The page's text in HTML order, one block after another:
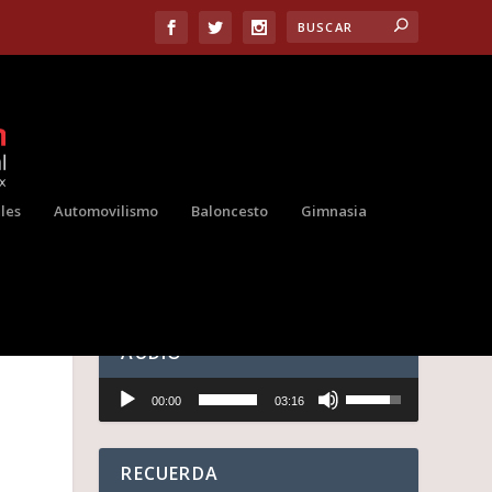
Automovilismo Baloncesto Gimnasia
AUDIO
Reproductor
audio
00:00 03:16
t
i
l
RECUERDA